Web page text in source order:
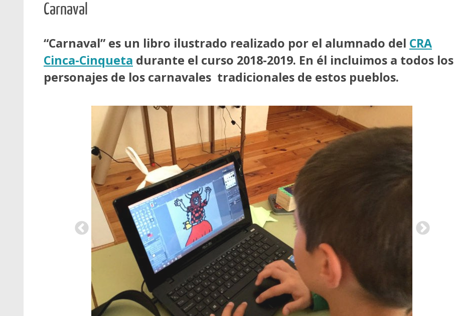
Carnaval
“Carnaval” es un libro ilustrado realizado por el alumnado del CRA
Cinca-Cinqueta durante el curso 2018-2019. En él incluimos a todos los
personajes de los carnavales tradicionales de estos pueblos.